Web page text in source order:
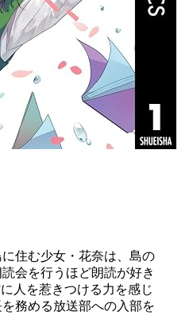
住む少女・花奈は、島の
会を行うほど朗読が好き
人を惹きつける力を感じ
務める放送部への入部を